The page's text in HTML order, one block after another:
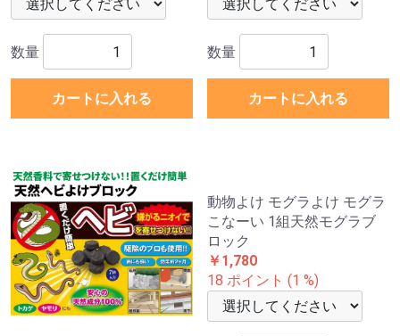
数量
カートに入れる
数量
カートに入れる